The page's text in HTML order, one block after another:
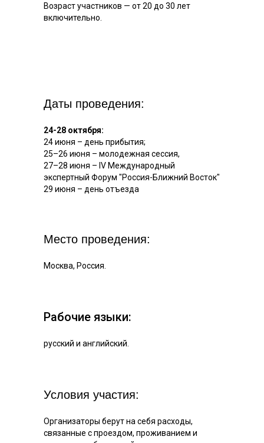
Возраст участников — от 20 до 30 лет
включительно.
Даты проведения:
24-28 октября:
24 июня – день прибытия;
25–26 июня – молодежная сессия,
27–28 июня – IV Международный
экспертный Форум "Россия-Ближний Восток"
29 июня – день отъезда
Место проведения:
Москва, Россия.
Рабочие языки:
русский и английский.
Условия участия:
Организаторы берут на себя расходы,
связанные с проездом, проживанием и